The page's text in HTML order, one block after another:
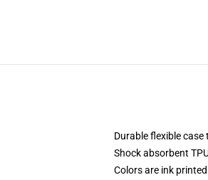
Durable flexible
Shock absorbent
Colors are ink